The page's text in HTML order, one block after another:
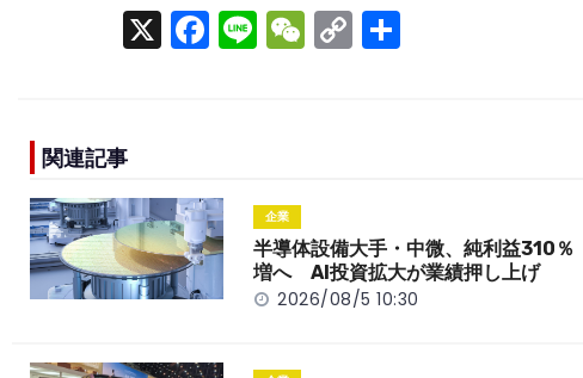
X F
a
o
o
k
Li
n
W
e
C
o
k
関連記事
企業
半導体設備大手・中微、純利益310％
増へ AI投資拡大が業績押し上げ
2026/08/5 10:30